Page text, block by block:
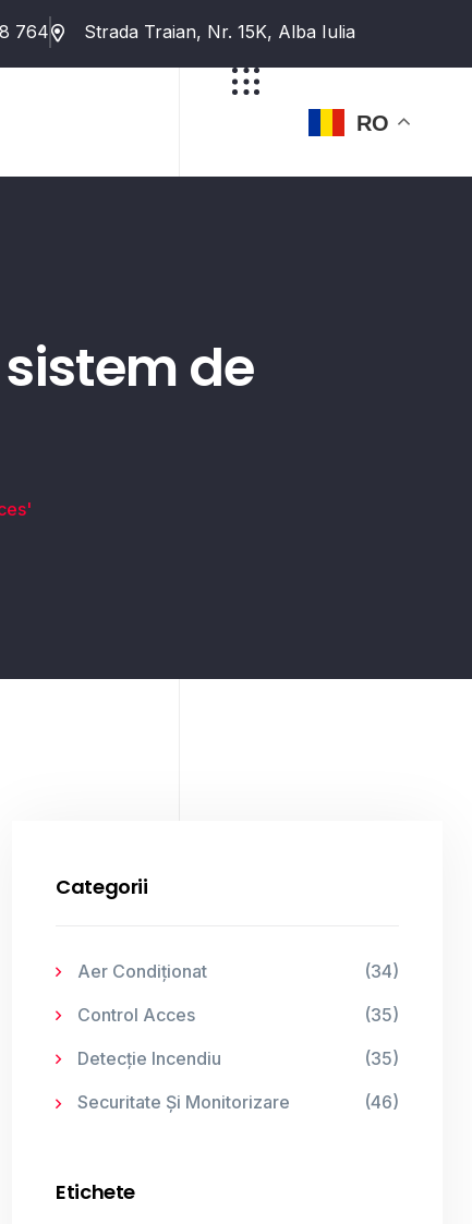
764 Strada Traian, Nr. 15K, Alba Iulia
RO
de
Categorii
Aer Condiționat (34)
Control Acces (35)
Detecție Incendiu (35)
Securitate Și Monitorizare (46)
Etichete